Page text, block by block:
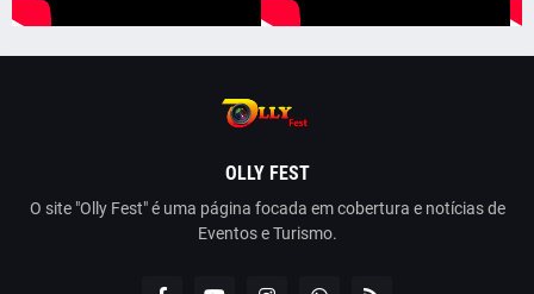
OLLY FEST
O site "Olly Fest" é uma página focada em cobertura e notícias de
Eventos e Turismo.